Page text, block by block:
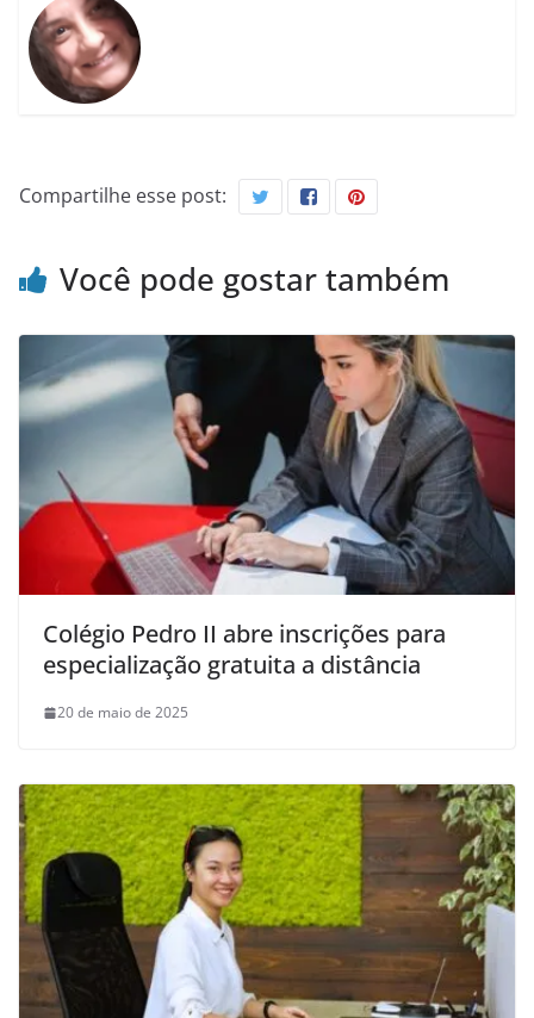
Compartilhe esse post:
Você pode gostar também
Colégio Pedro II abre inscrições para
especialização gratuita a distância
20 de maio de 2025